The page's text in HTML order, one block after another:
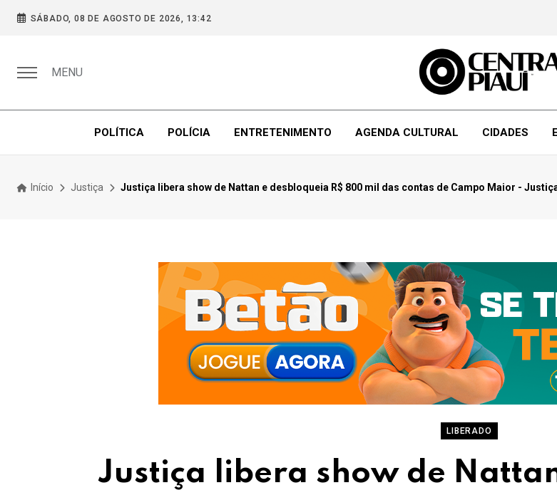
SÁBADO, 08 DE AGOSTO DE 2026, 13:42
MENU
POLÍTICA POLÍCIA ENTRETENIMENTO AGENDA CULTURAL CIDADES
Início Justiça Justiça libera show de Nattan e desbloqueia R$ 800 mil das contas de Campo Maior -
LIBERADO
Justiça libera show de